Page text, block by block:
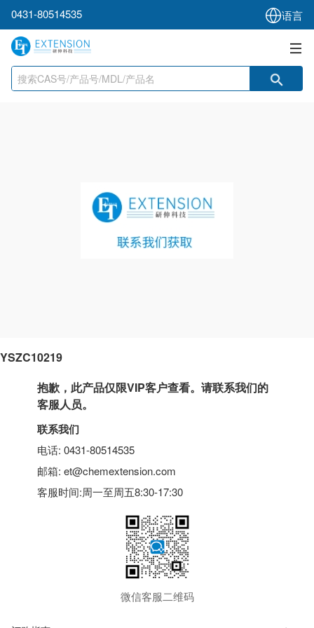
0431-80514535 语言
YSZC10219
抱歉，此产品仅限VIP客户查看。请联系我们的
客服人员。
联系我们
电话: 0431-80514535
邮箱: et@chemextension.com
客服时间:周一至周五8:30-17:30
微信客服二维码